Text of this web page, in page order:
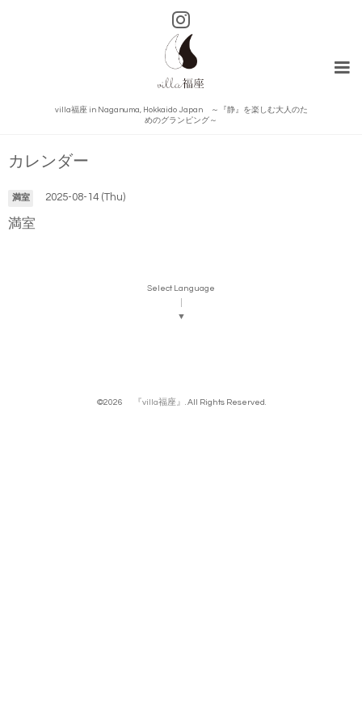
villa福座 in Naganuma, Hokkaido Japan ～『静』を楽しむ大人のた
めのグランピング～
カレンダー
満室 2025-08-14 (Thu)
満室
Select Language
▼
©2026 『villa福座』 . All Rights Reserved.